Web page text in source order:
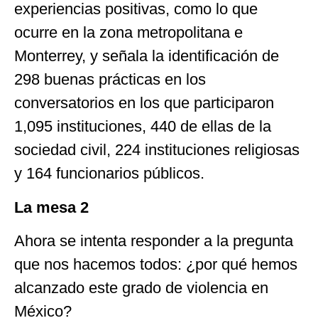
experiencias positivas, como lo que
ocurre en la zona metropolitana e
Monterrey, y señala la identificación de
298 buenas prácticas en los
conversatorios en los que participaron
1,095 instituciones, 440 de ellas de la
sociedad civil, 224 instituciones religiosas
y 164 funcionarios públicos.
La mesa 2
Ahora se intenta responder a la pregunta
que nos hacemos todos: ¿por qué hemos
alcanzado este grado de violencia en
México?